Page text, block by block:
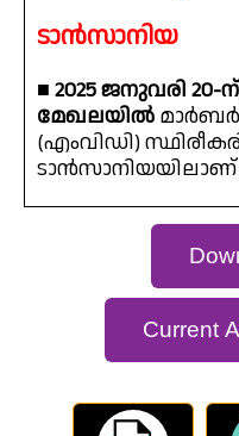
ടാൻസാനിയ
■ 2025 ജനുവരി 20-
മേഖലയിൽ
(എംവിഡി)
Current